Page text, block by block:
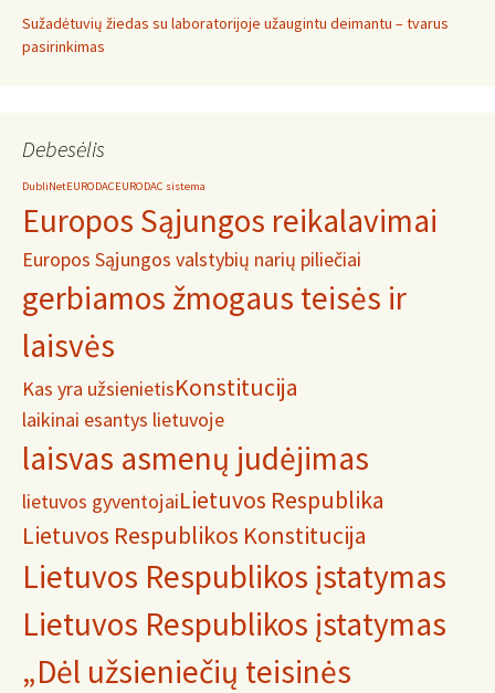
Sužadėtuvių žiedas su laboratorijoje užaugintu deimantu – tvarus
pasirinkimas
Debesėlis
DubliNetEURODACEURODAC sistema
Europos Sąjungos reikalavimai
Europos Sąjungos valstybių narių piliečiai
gerbiamos žmogaus teisės ir
laisvės
Kas yra užsienietisKonstitucija
laikinai esantys lietuvoje
laisvas asmenų judėjimas
lietuvos gyventojaiLietuvos Respublika
Lietuvos Respublikos Konstitucija
Lietuvos Respublikos įstatymas
Lietuvos Respublikos įstatymas
„Dėl užsieniečių teisinės